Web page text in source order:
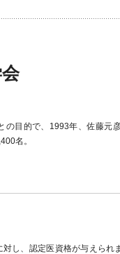
の目的で、1993年、佐藤元
名。
し、認定医資格が与えられ